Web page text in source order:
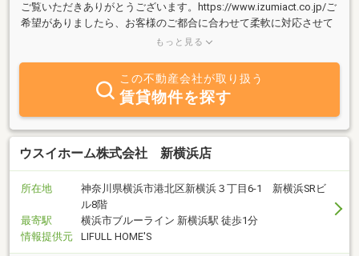
ご覧いただきありがとうございます。https://www.izumiact.co.jp/ご
希望がありましたら、お客様のご都合に合わせて柔軟に対応させて
いただきます。仲介、売買、賃貸のご相談まで お気軽にお問い合
ら公式アカウントを友だち追加して、分からないことや相談したい
ことがありましたら、トークルームからお気軽にお問い合わせくだ
さい！また、申込みからご契約までの流れもLINEならとっても速く
て簡単！メッセージをお待ちしています。https://lin.ee/WxSVoDt
もっと見る
この不動産会社が取り扱う
賃貸物件を探す
ウスイホーム株式会社 新横浜店
所在地
神奈川県横浜市港北区新横浜３丁目6-1 新横浜SRビ
ル8階
最寄駅
横浜市ブルーライン 新横浜駅 徒歩1分
情報提供元
LIFULL HOME'S